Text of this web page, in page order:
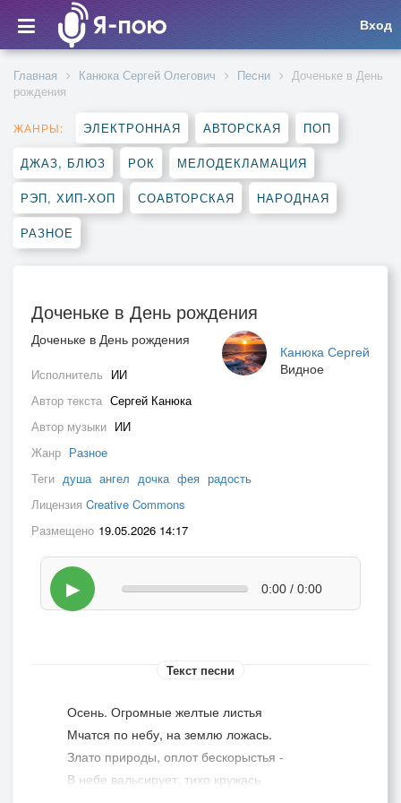
Вход
Главная Канюка Сергей Олегович Песни
Доченьке в День
рождения
ЖАНРЫ: ЭЛЕКТРОННАЯ АВТОРСКАЯ ПОП
ДЖАЗ, БЛЮЗ РОК МЕЛОДЕКЛАМАЦИЯ
РЭП, ХИП-ХОП СОАВТОРСКАЯ НАРОДНАЯ
РАЗНОЕ
Доченьке в День рождения
Канюка Сергей
Видное
Доченьке в День рождения
Исполнитель ИИ
Автор текста Сергей Канюка
Автор музыки ИИ
Жанр Разное
Теги душа ангел дочка фея радость
Лицензия Creative Commons
Размещено 19.05.2026 14:17
▶ 0:00 / 0:00
Текст песни
Осень. Огромные желтые листья
Мчатся по небу, на землю ложась.
Злато природы, оплот бескорыстья -
В небе вальсирует, тихо кружась